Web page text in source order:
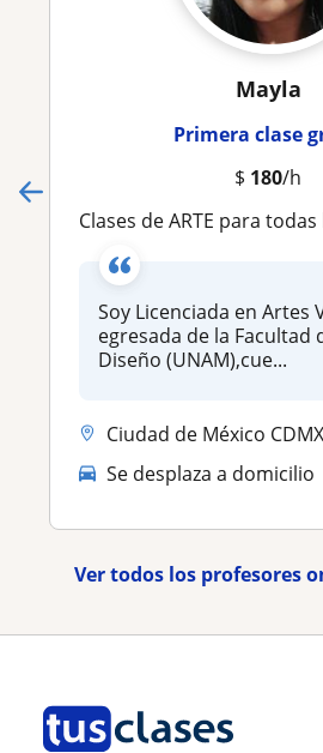
Mayla
Primera clase
$ 180/h
Clases de ARTE para todas las edades
Soy Licenciada en Artes
egresada de la Facultad
Diseño (UNAM),cue...
Ciudad de México CDMX
Se desplaza a domicilio
Ver todos los profesores